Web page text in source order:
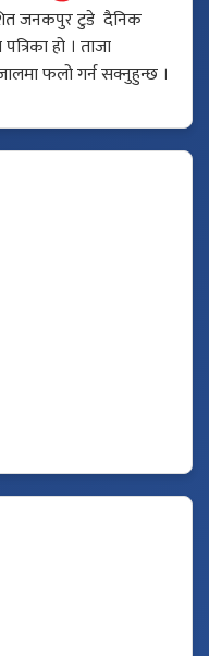
जनकपुर टुडे दैनिक
हो । ताजा
फलो गर्न सक्नुहुन्छ ।